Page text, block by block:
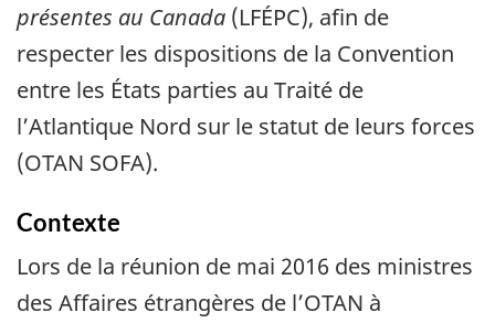
présentes au Canada (LFÉPC), afin de
respecter les dispositions de la Convention
entre les États parties au Traité de
l’Atlantique Nord sur le statut de leurs forces
(OTAN SOFA).
Contexte
Lors de la réunion de mai 2016 des ministres
des Affaires étrangères de l’OTAN à